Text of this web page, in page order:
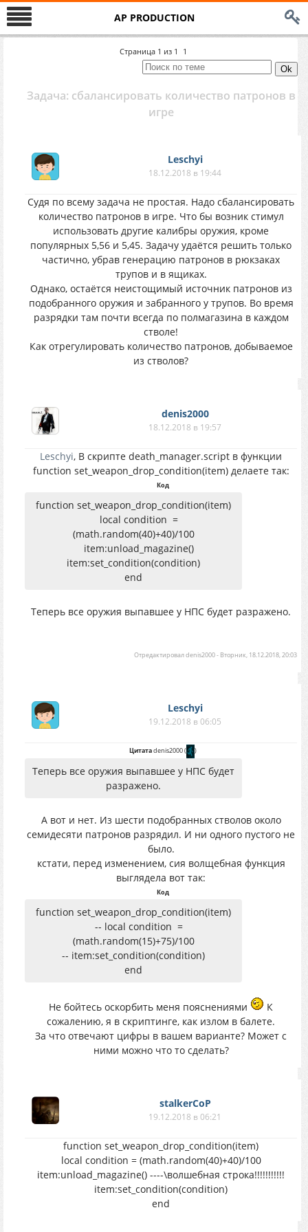
AP PRODUCTION
Страница 1 из 1 1
Задача: сбалансировать количество патронов в
игре
Leschyi
18.12.2018 в 19:44
Судя по всему задача не простая. Надо сбалансировать
количество патронов в игре. Что бы возник стимул
использовать другие калибры оружия, кроме
популярных 5,56 и 5,45. Задачу удаётся решить только
частично, убрав генерацию патронов в рюкзаках
трупов и в ящиках.
Однако, остаётся неистощимый источник патронов из
подобранного оружия и забранного у трупов. Во время
разрядки там почти всегда по полмагазина в каждом
стволе!
Как отрегулировать количество патронов, добываемое
из стволов?
denis2000
18.12.2018 в 19:57
Leschyi, В скрипте death_manager.script в функции
function set_weapon_drop_condition(item) делаете так:
Код
function set_weapon_drop_condition(item)
local condition =
(math.random(40)+40)/100
item:unload_magazine()
item:set_condition(condition)
end
Теперь все оружия выпавшее у НПС будет разражено.
Отредактировалdenis2000- Вторник, 18.12.2018, 20:03
Leschyi
19.12.2018 в 06:05
Цитатаdenis2000( )
Теперь все оружия выпавшее у НПС будет
разражено.
А вот и нет. Из шести подобранных стволов около
семидесяти патронов разрядил. И ни одного пустого не
было.
кстати, перед изменением, сия волщебная функция
выглядела вот так:
Код
function set_weapon_drop_condition(item)
-- local condition =
(math.random(15)+75)/100
-- item:set_condition(condition)
end
Не бойтесь оскорбить меня пояснениями
К
сожалению, я в скриптинге, как излом в балете.
За что отвечают цифры в вашем варианте? Может с
ними можно что то сделать?
stalkerCoP
19.12.2018 в 06:21
function set_weapon_drop_condition(item)
local condition = (math.random(40)+40)/100
item:unload_magazine() ----\волшебная строка!!!!!!!!!!!
item:set_condition(condition)
end